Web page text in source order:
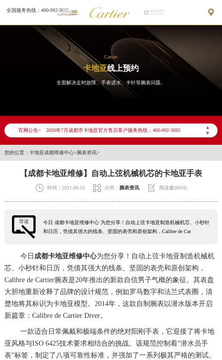
全国服务热线：400-992-3692 
Cartier
卡地亚线上预约
全面解决走时故障、手表进水、卡针等腕表问题。
官网公告>
▲
▼
2026年7月成都市卡地亚官方售后客户服务热线：400-992-3692
2026年7月卡地亚售后服务中心最新网点地址：
成都市锦江区人民东路6号SAC东原中心写字楼24层2406B室（需提前预约）
节假日正常营业！
您的位置： 卡地亚成都维修中心>腕表资讯>
【成都卡地亚维修】自动上弦机械机芯的卡地亚手表
 时间：2021-06-10  分类： 腕表资讯  阅读量(9018)
导读
今日 成都卡地亚维修中心 为您分享！自动上弦卡地亚制造机械机芯、小秒针
和日历，凭借其强大的线条、坚固的表壳和原创架构，Calibre de Car
今日 成都卡地亚维修中心为您分享！自动上弦卡地亚制造机械机
芯、小秒针和日历，凭借其强大的线条、坚固的表壳和原创架构，
Calibre de Cartier腕表是20年推出的新款自信男子气概的象征。其表盘
大胆地重新诠释了品牌的设计规范，例如罗马数字和法兰式表圈，清
楚地将其标识为卡地亚模型。2014年，这款自制腕表以潜水版本开启
新篇章：Calibre de Cartier Diver。
一款适合日常佩戴和极端条件的绝对阳刚手表，它迎接了将卡地
亚风格与ISO 6425技术要求相结合的挑战。该规范控制着“潜水员手
表”标签，制定了八项可靠性标准，并强加了一系列极其严格的测试。